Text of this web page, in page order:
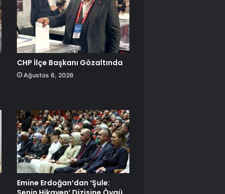
CHP İlçe Başkanı Gözaltında
Ağustos 6, 2026
Emine Erdoğan’dan ‘Şule: